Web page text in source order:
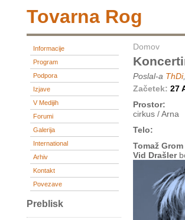
Tovarna Rog
Informacije
Program
Podpora
Izjave
V Medijih
Forumi
Galerija
International
Arhiv
Kontakt
Povezave
Preblisk
Domov
Poslal-a ThDi
Začetek: 27
Prostor:
cirkus / Arna
Telo:
Tomaž Grom
Vid Drašler